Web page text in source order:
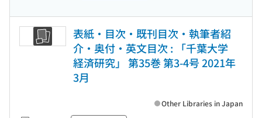
表紙・目次・既刊目次・執筆者紹
介・奥付・英文目次 : 「千葉大学
経済研究」 第35巻 第3-4号 2021年
3月
Other Libraries in Japan